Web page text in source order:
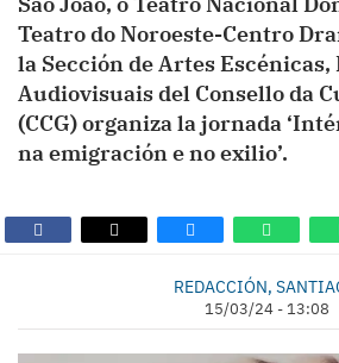
Teatro do Noroeste-Centro
la Sección de Artes Escénicas,
Audiovisuais del Consello da
(CCG) organiza la jornada
na emigración e no exilio’.
REDACCIÓN,
15/03/24 - 13:08